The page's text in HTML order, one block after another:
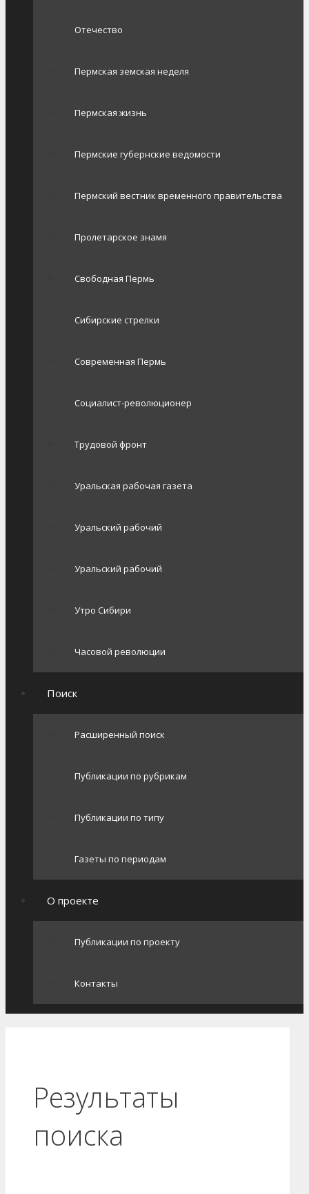
Отечество
Пермская земская неделя
Пермская жизнь
Пермские губернские ведомости
Пермский вестник временного правительства
Пролетарское знамя
Свободная Пермь
Сибирские стрелки
Современная Пермь
Социалист-революционер
Трудовой фронт
Уральская рабочая газета
Уральский рабочий
Уральский рабочий
Утро Сибири
Часовой революции
Поиск
Расширенный поиск
Публикации по рубрикам
Публикации по типу
Газеты по периодам
О проекте
Публикации по проекту
Контакты
Результаты
поиска